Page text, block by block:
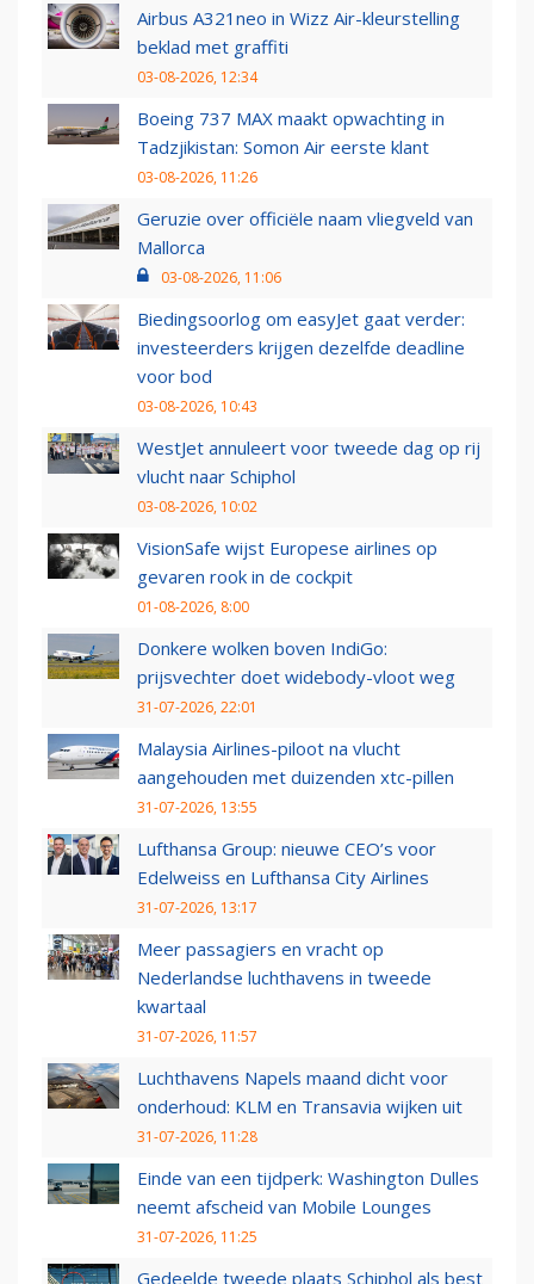
Airbus A321neo in Wizz Air-kleurstelling
beklad met graffiti
03-08-2026, 12:34
Boeing 737 MAX maakt opwachting in
Tadzjikistan: Somon Air eerste klant
03-08-2026, 11:26
Geruzie over officiële naam vliegveld van
Mallorca
03-08-2026, 11:06
Biedingsoorlog om easyJet gaat verder:
investeerders krijgen dezelfde deadline
voor bod
03-08-2026, 10:43
WestJet annuleert voor tweede dag op rij
vlucht naar Schiphol
03-08-2026, 10:02
VisionSafe wijst Europese airlines op
gevaren rook in de cockpit
01-08-2026, 8:00
Donkere wolken boven IndiGo:
prijsvechter doet widebody-vloot weg
31-07-2026, 22:01
Malaysia Airlines-piloot na vlucht
aangehouden met duizenden xtc-pillen
31-07-2026, 13:55
Lufthansa Group: nieuwe CEO’s voor
Edelweiss en Lufthansa City Airlines
31-07-2026, 13:17
Meer passagiers en vracht op
Nederlandse luchthavens in tweede
kwartaal
31-07-2026, 11:57
Luchthavens Napels maand dicht voor
onderhoud: KLM en Transavia wijken uit
31-07-2026, 11:28
Einde van een tijdperk: Washington Dulles
neemt afscheid van Mobile Lounges
31-07-2026, 11:25
Gedeelde tweede plaats Schiphol als best